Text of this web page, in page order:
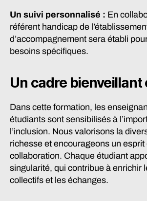
Un suivi personnalisé : En
référent handicap de
d’accompagnement sera établi
besoins spécifiques.
Un cadre
Dans cette formation, les
étudiants sont sensibilisés à
l’inclusion. Nous valorisons la
richesse et encourageons un esprit
collaboration. Chaque étudiant
singularité, qui contribue à enrichir
collectifs et les échanges.